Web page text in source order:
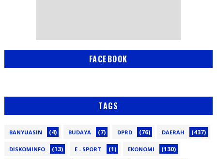
FACEBOOK
TAGS
BANYUASIN (4) BUDAYA (7) DPRD (76) DAERAH (437)
DISKOMINFO (13) E - SPORT (1) EKONOMI (130)